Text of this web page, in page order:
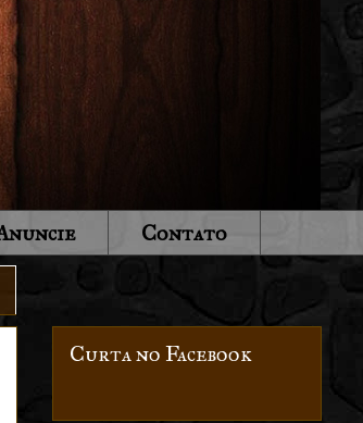
Contato
Curta no Facebook